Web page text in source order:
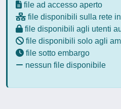
file ad accesso aperto
file disponibili sulla rete
file disponibili agli utenti
file disponibili solo agli
file sotto embargo
nessun file disponibile